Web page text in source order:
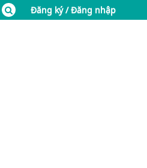
Đăng ký / Đăng nhập